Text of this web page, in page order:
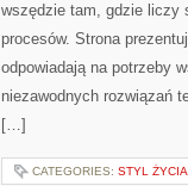
wszędzie tam, gdzie liczy
procesów. Strona
odpowiadają na potrzeby
niezawodnych rozwiązań
[…]
CATEGORIES: STYL